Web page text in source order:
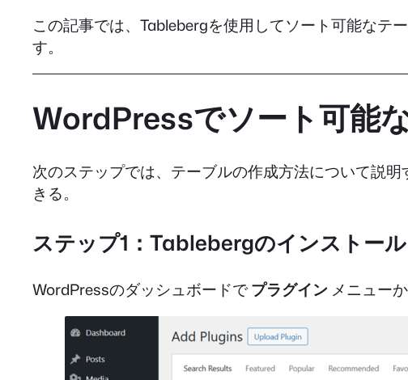
この記事では、Tablebergを使用してソート可能なテ
す。
WordPressでソート可能
次のステップでは、テーブルの作成方法について説明
きる。
ステップ1：Tablebergのインストー
WordPressのダッシュボードでプラグイン メニュー